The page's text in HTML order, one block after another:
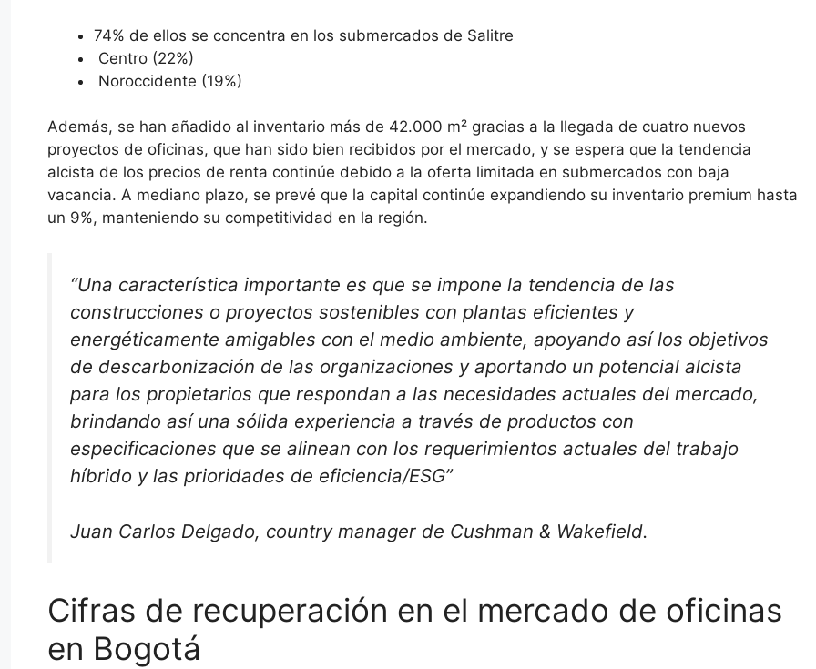
74% de ellos se concentra en los submercados de Salitre
Centro (22%)
Noroccidente (19%)
Además, se han añadido al inventario más de 42.000 m² gracias a la llegada de cuatro nuevos
proyectos de oficinas, que han sido bien recibidos por el mercado, y se espera que la tendencia
alcista de los precios de renta continúe debido a la oferta limitada en submercados con baja
vacancia. A mediano plazo, se prevé que la capital continúe expandiendo su inventario premium hasta
un 9%, manteniendo su competitividad en la región.
“Una característica importante es que se impone la tendencia de las
construcciones o proyectos sostenibles con plantas eficientes y
energéticamente amigables con el medio ambiente, apoyando así los objetivos
de descarbonización de las organizaciones y aportando un potencial alcista
para los propietarios que respondan a las necesidades actuales del mercado,
brindando así una sólida experiencia a través de productos con
especificaciones que se alinean con los requerimientos actuales del trabajo
híbrido y las prioridades de eficiencia/ESG”
Juan Carlos Delgado, country manager de Cushman & Wakefield.
Cifras de recuperación en el mercado de oficinas
en Bogotá